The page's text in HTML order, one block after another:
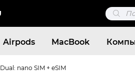
Поиск
Airpods MacBook
Поиск
товаров
Dual: nano SIM + eSIM